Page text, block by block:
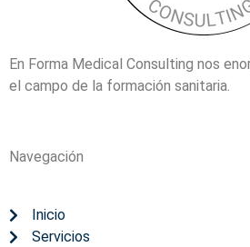
En Forma Medical Consulting nos
el campo de la formación sanitaria.
Navegación
Inicio
Servicios